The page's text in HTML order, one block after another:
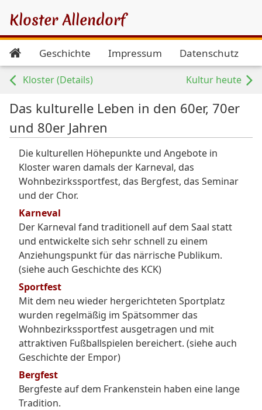
Kloster Allendorf
Geschichte Impressum Datenschutz
Kloster (Details) Kultur heute
Das kulturelle Leben in den 60er, 70er
und 80er Jahren
Die kulturellen Höhepunkte und Angebote in
Kloster waren damals der Karneval, das
Wohnbezirkssportfest, das Bergfest, das Seminar
und der Chor.
Karneval
Der Karneval fand traditionell auf dem Saal statt
und entwickelte sich sehr schnell zu einem
Anziehungspunkt für das närrische Publikum.
(siehe auch Geschichte des KCK)
Sportfest
Mit dem neu wieder hergerichteten Sportplatz
wurden regelmäßig im Spätsommer das
Wohnbezirkssportfest ausgetragen und mit
attraktiven Fußballspielen bereichert. (siehe auch
Geschichte der Empor)
Bergfest
Bergfeste auf dem Frankenstein haben eine lange
Tradition.